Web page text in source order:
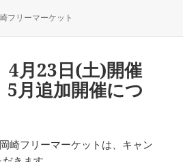
フリーマーケット
4月23日(土)開催
5月追加開催につ
崎フリーマーケットは、キャン